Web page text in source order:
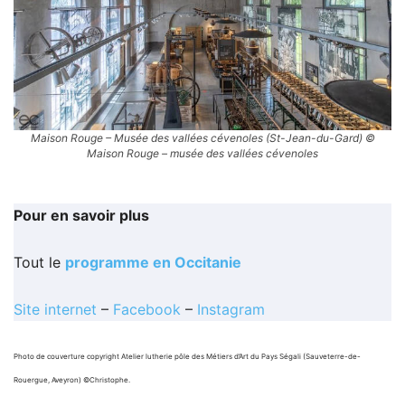
Maison Rouge – Musée des vallées cévenoles (St-Jean-du-Gard) ©
Maison Rouge – musée des vallées cévenoles
Pour en savoir plus
Tout le programme en Occitanie
Site internet – Facebook – Instagram
Photo de couverture copyright Atelier lutherie pôle des Métiers d’Art du Pays Ségali (Sauveterre-de-
Rouergue, Aveyron) ©Christophe.